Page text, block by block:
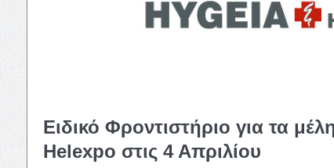
Ειδικό Φροντιστήριο για τα
Helexpo στις 4 Απριλίου